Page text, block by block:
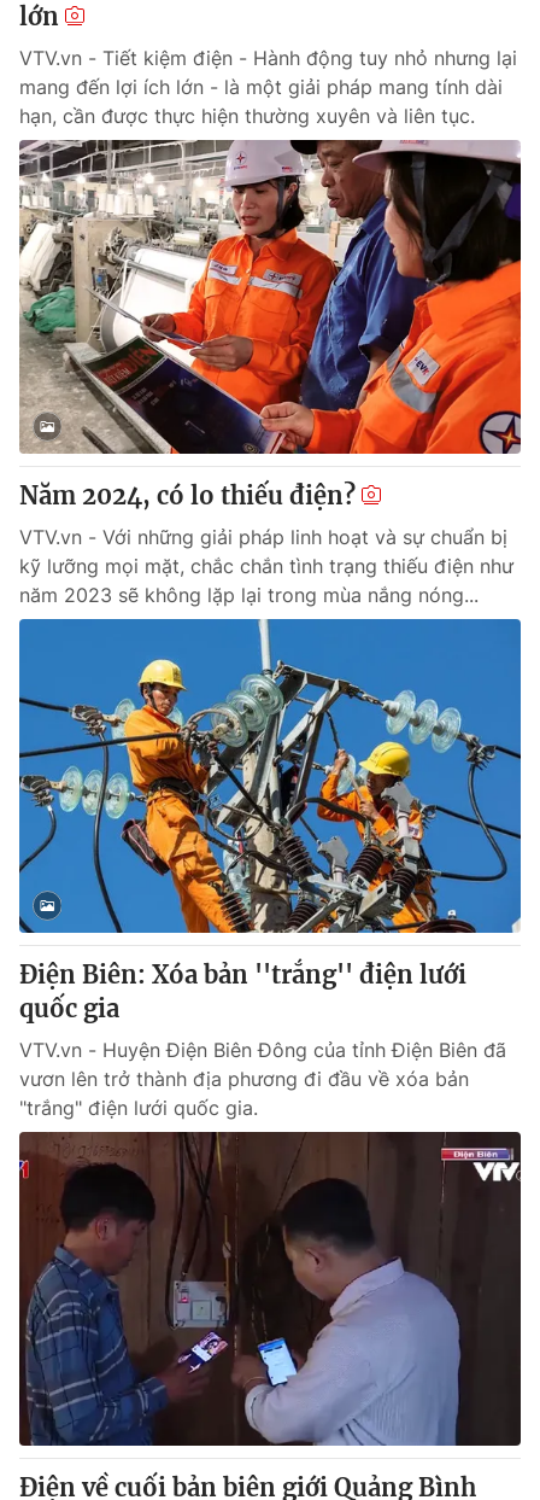
VTV9
Liên hệ tòa soạn English
THỜI BÁO VTV
Theo dõi báo trên
Cơ quan chủ quản: Đài Truyền hình Việt Nam
Cơ quan báo chí:Thời báo VTV
Giấy phép hoạt động báo in và báo điện tử số 483/GP-BTTTT
cấp ngày 29/12/2023
Tổng Biên tập:Vũ Thanh Thủy
Phó Tổng Biên tập:Nguyễn Thị Mỹ Hạnh, Phạm Quốc Thắng,
Tổng đài VTV:024.38 355 931 - 024.38 355 932
Ðiện thoại Thời báo VTV:024.66 897 897
toasoan@vtv.vn
Liên hệ quảng cáo:024-7300.7108
® Cấm sao chép dưới mọi hình thức nếu không có sự chấp
thuận bằng văn bản. Ghi rõ nguồn VTV.vn khi phát hành lại
thông tin từ website này.
lớn
VTV.vn - Tiết kiệm điện - Hành động tuy nhỏ nhưng lại
mang đến lợi ích lớn - là một giải pháp mang tính dài
hạn, cần được thực hiện thường xuyên và liên tục.
Năm 2024, có lo thiếu điện?
VTV.vn - Với những giải pháp linh hoạt và sự chuẩn bị
kỹ lưỡng mọi mặt, chắc chắn tình trạng thiếu điện như
năm 2023 sẽ không lặp lại trong mùa nắng nóng...
Điện Biên: Xóa bản ''trắng'' điện lưới
quốc gia
VTV.vn - Huyện Điện Biên Đông của tỉnh Điện Biên đã
vươn lên trở thành địa phương đi đầu về xóa bản
"trắng" điện lưới quốc gia.
Điện về cuối bản biên giới Quảng Bình